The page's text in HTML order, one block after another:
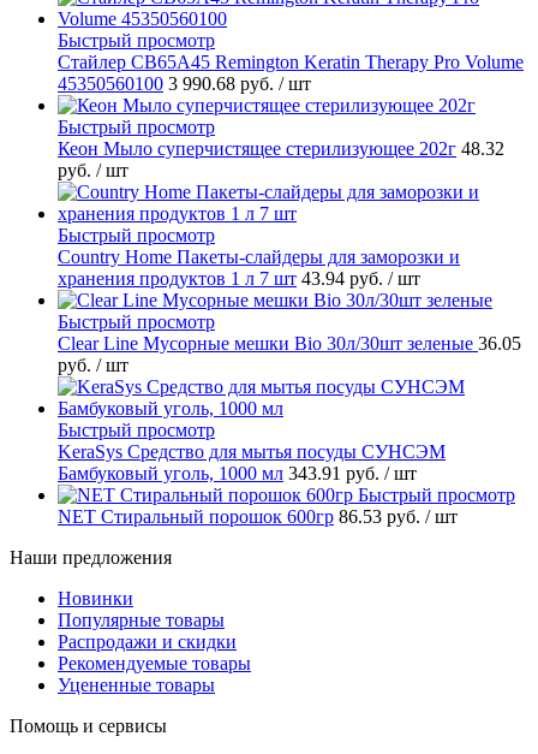
Быстрый просмотр
Стайлер CB65A45 Remington Keratin Therapy Pro Volume
45350560100 3 990.68 руб. / шт
Быстрый просмотр
Кеон Мыло суперчистящее стерилизующее 202г 48.32
руб. / шт
Быстрый просмотр
Country Home Пакеты-слайдеры для заморозки и
хранения продуктов 1 л 7 шт 43.94 руб. / шт
Быстрый просмотр
Clear Line Мусорные мешки Bio 30л/30шт зеленые 36.05
руб. / шт
Быстрый просмотр
KeraSys Средство для мытья посуды СУНСЭМ
Бамбуковый уголь, 1000 мл 343.91 руб. / шт
Быстрый просмотр
NET Стиральный порошок 600гр 86.53 руб. / шт
Наши предложения
Новинки
Популярные товары
Распродажи и скидки
Рекомендуемые товары
Уцененные товары
Помощь и сервисы